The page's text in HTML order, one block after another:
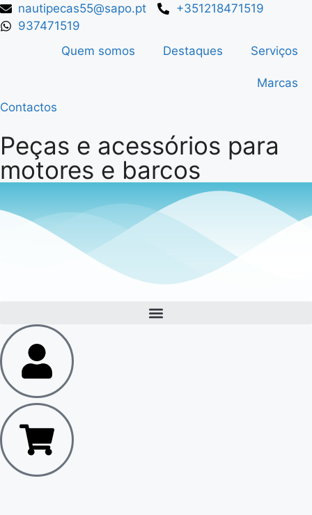
nautipecas55@sapo.pt
+351218471519
937471519
Quem somos
Destaques Serviços
Marcas
Contactos
Peças e acessórios para
motores e barcos